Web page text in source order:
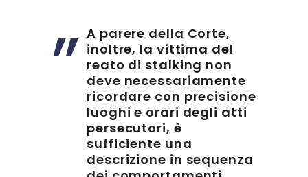
A parere della Corte,
inoltre, la vittima del
reato di stalking non
deve necessariamente
ricordare con precisione
luoghi e orari degli atti
persecutori, è
sufficiente una
descrizione in sequenza